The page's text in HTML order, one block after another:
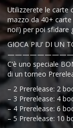
Utilizzerete le carte
mazzo da 40+
noi!) per poi sfidare
GIOCA PIU’ DI UN
C’è uno speciale
di un torneo
– 2 Prerelease: 2
– 3 Prerelease: 4
– 4 Prerelease: 6
– 5 Prerelease: 10